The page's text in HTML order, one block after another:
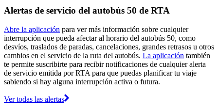
Alertas de servicio del autobús 50 de RTA
Abre la aplicación para ver más información sobre cualquier
interrupción que pueda afectar al horario del autobús 50, como
desvíos, traslados de paradas, cancelaciones, grandes retrasos u otros
cambios en el servicio de la ruta del autobús. La aplicación también
te permite suscribirte para recibir notificaciones de cualquier alerta
de servicio emitida por RTA para que puedas planificar tu viaje
sabiendo si hay alguna interrupción activa o futura.
Ver todas las alertas